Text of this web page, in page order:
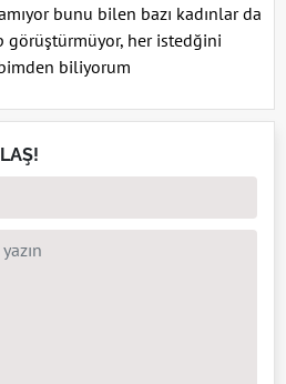
bunu bilen bazı kadınlar da
görüştürmüyor, her istedğini
biliyorum